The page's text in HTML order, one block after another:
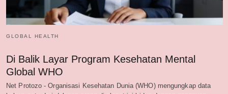
GLOBAL HEALTH
Di Balik Layar Program Kesehatan Mental
Global WHO
Net Protozo - Organisasi Kesehatan Dunia (WHO) mengungkap data